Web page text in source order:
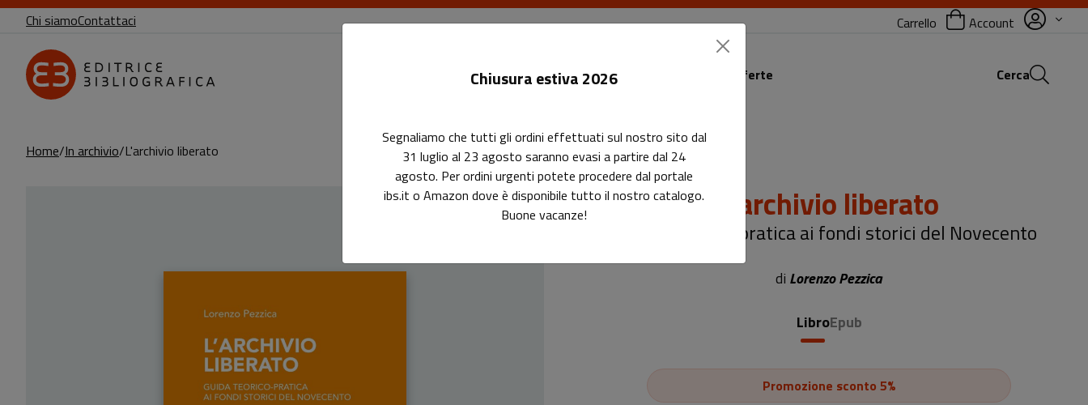
Chi siamoContattaci Carrello Account
Le riviste I corsi Le offerte Cerca
Home In archivio L'archivio liberato
L'archivio liberato
Guida teorico-pratica ai fondi storici del Novecento
di Lorenzo Pezzica
LibroEpub
Promozione sconto 5%
Chiusura estiva 2026
Segnaliamo che tutti gli ordini effettuati sul nostro sito dal
31 luglio al 23 agosto saranno evasi a partire dal 24
agosto. Per ordini urgenti potete procedere dal portale
ibs.it o Amazon dove è disponibile tutto il nostro catalogo.
Buone vacanze!